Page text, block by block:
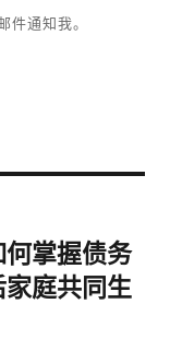
通知我。
何掌握债务
庭共同生